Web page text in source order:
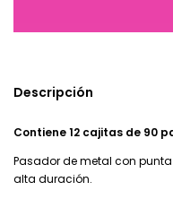
Descripción
Contiene 12 cajitas de 90
Pasador de metal con
alta duración.